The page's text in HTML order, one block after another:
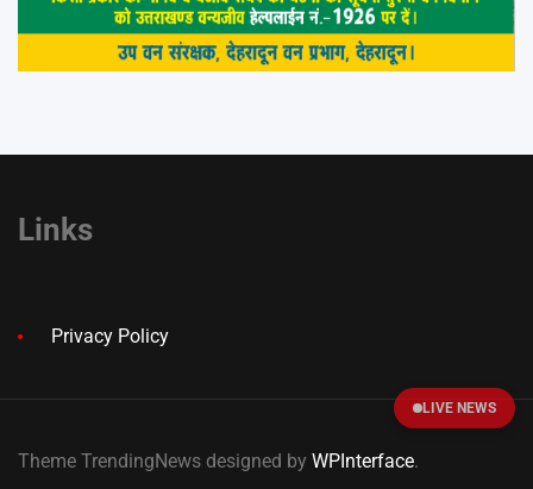
Links
Privacy Policy
Theme TrendingNews designed by WPInterface.
LIVE NEWS